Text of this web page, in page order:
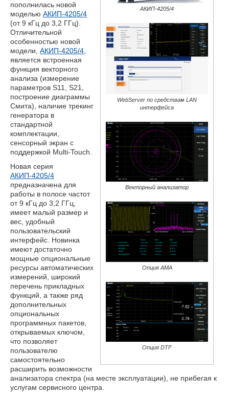
АКИП-4205/4
WebServer по средствам LAN
интерфейса
Векторный анализатор
Опция AMA
Опция DTF
пополнилась новой
моделью АКИП-4205/4
(от 9 кГц до 3,2 ГГц).
Отличительной
особенностью новой
модели, АКИП-4205/4
является встроенная
функция векторного
анализа (измерение
параметров S11, S21,
построение диаграммы
Смита), наличие трекинг
генератора в
стандартной
комплектации,
сенсорный экран с
поддержкой Multi-Touch.
Новая серия
АКИП-4205/4
предназначена для
работы в полосе частот
от 9 кГц до 3,2 ГГц,
имеет малый размер и
вес, удобный
пользовательский
интерфейс. Новинка
имеют достаточно
мощные опциональные
ресурсы автоматических
измерений, широкий
перечень прикладных
функций, а также ряд
дополнительных
опциональных
программных пакетов,
открываемых ключом,
что позволяет
пользователю
самостоятельно
расширить возможности
анализатора спектра (на месте эксплуатации), не прибегая к
услугам сервисного центра.